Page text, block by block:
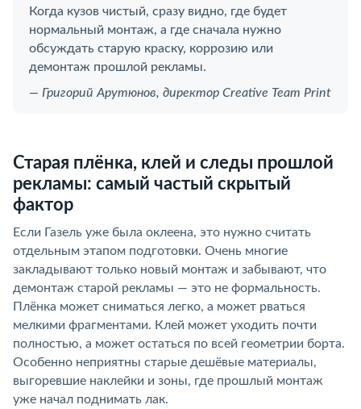
Когда кузов чистый, сразу видно, где будет
нормальный монтаж, а где сначала нужно
обсуждать старую краску, коррозию или
демонтаж прошлой рекламы.
— Григорий Арутюнов, директор Creative Team Print
Старая плёнка, клей и следы прошлой
рекламы: самый частый скрытый
фактор
Если Газель уже была оклеена, это нужно считать
отдельным этапом подготовки. Очень многие
закладывают только новый монтаж и забывают, что
демонтаж старой рекламы — это не формальность.
Плёнка может сниматься легко, а может рваться
мелкими фрагментами. Клей может уходить почти
полностью, а может остаться по всей геометрии борта.
Особенно неприятны старые дешёвые материалы,
выгоревшие наклейки и зоны, где прошлый монтаж
уже начал поднимать лак.